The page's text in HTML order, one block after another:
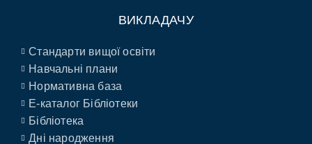
ВИКЛАДАЧУ
Стандарти вищої освіти
Навчальні плани
Нормативна база
E-каталог Бібліотеки
Бібліотека
Дні народження